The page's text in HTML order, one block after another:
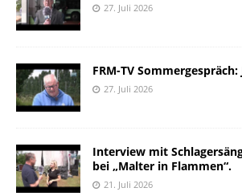
27. Juli 2026
FRM-TV
27. Juli 2026
Interview mit
bei „Malter in Flammen“.
21. Juli 2026